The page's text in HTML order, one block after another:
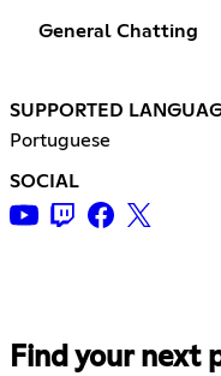
General Chatting
SUPPORTED
Portuguese
SOCIAL
Find your next